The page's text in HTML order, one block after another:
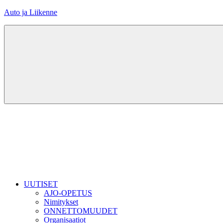
Skip
Auto ja Liikenne
UUTISET
AJO-OPETUS
Nimitykset
ONNETTOMUUDET
Organisaatiot